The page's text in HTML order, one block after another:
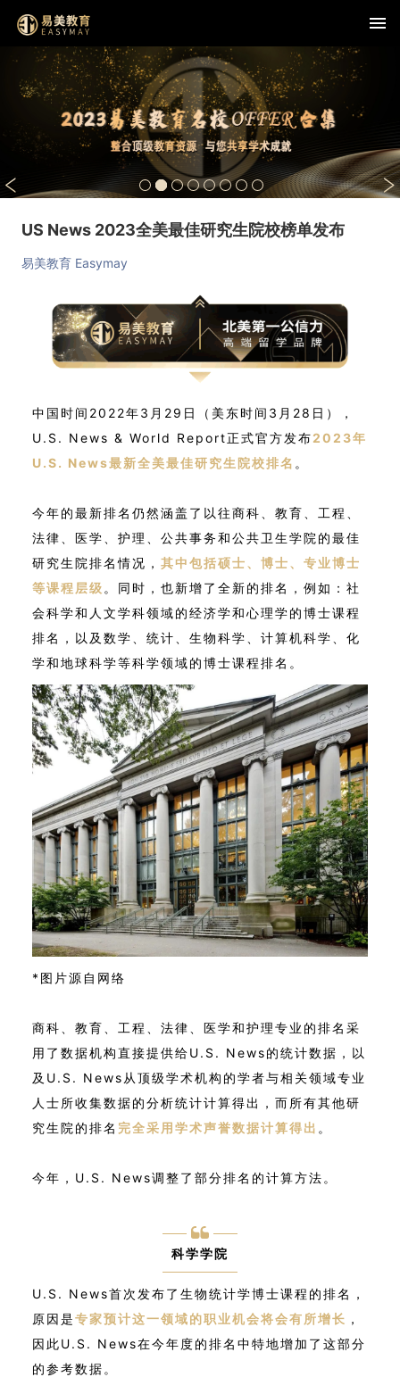
US News 2023全美最佳研究生院校榜单发布
易美教育 Easymay
中国时间2022年3月29日（美东时间3月28日），
U.S. News & World Report正式官方发布2023年
U.S. News最新全美最佳研究生院校排名 。
今年的最新排名仍然涵盖了以往商科、教育、工程、
法律、医学、护理、公共事务和公共卫生学院的最佳
研究生院排名情况， 其中包括硕士、博士、专业博士
等课程层级 。同时，也新增了全新的排名，例如：社
会科学和人文学科领域的经济学和心理学的博士课程
排名，以及数学、统计、生物科学、计算机科学、化
学和地球科学等科学领域的博士课程排名。
*图片源自网络
商科、教育、工程、法律、医学和护理专业的排名采
用了数据机构直接提供给U.S. News的统计数据，以
及U.S. News从顶级学术机构的学者与相关领域专业
人士所收集数据的分析统计计算得出，而所有其他研
究生院的排名 完全采用学术声誉数据计算得出 。
今年，U.S. News调整了部分排名的计算方法。
科学学院
U.S. News首次发布了生物统计学博士课程的排名，
原因是专家预计这一领域的职业机会将会有所增长 ，
因此U.S. News在今年度的排名中特地增加了这部分
的参考数据。